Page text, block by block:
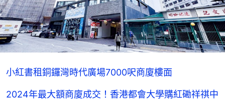
小紅書租銅鑼灣時代廣場7000呎商廈樓面
2024年最大額商廈成交！香港都會大學購紅磡祥祺中